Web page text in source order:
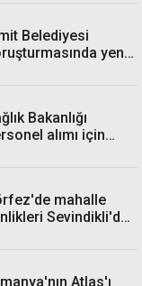
Belediyesi
yeni
Bakanlığı
alımı için
mahalle
Sevindikli'de
Atlas'ı